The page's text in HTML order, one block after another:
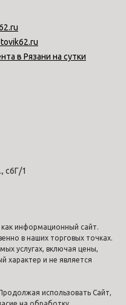
в Рязани на сутки
с6Г/1
информационный сайт.
в наших торговых точках.
услугах, включая цены,
характер и не является
использовать Сайт,
на обработку